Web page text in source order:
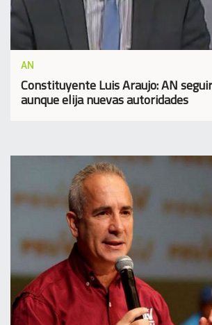
AN
Constituyente Luis Araujo: AN
aunque elija nuevas autoridades